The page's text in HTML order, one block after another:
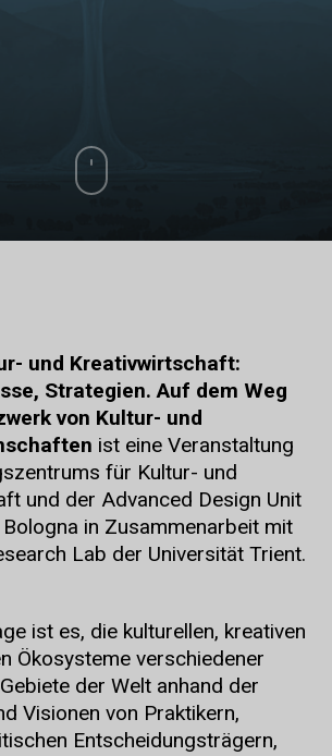
und Kreativwirtschaft:
Strategien. Auf dem Weg
von Kultur- und
ist eine Veranstaltung
für Kultur- und
und der Advanced Design Unit
in Zusammenarbeit mit
Lab der Universität Trient.
ist es, die kulturellen, kreativen
Ökosysteme verschiedener
der Welt anhand der
Visionen von Praktikern,
Entscheidungsträgern,